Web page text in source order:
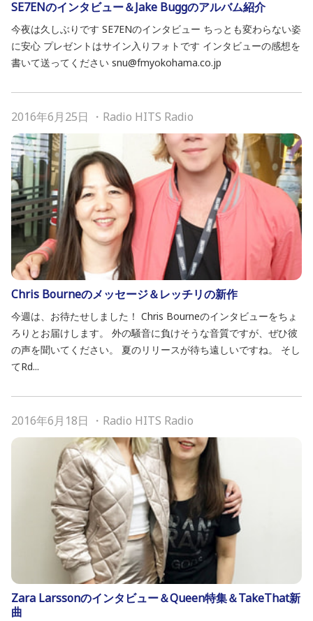
SE7ENのインタビュー＆Jake Buggのアルバム紹介
今夜は久しぶりです SE7ENのインタビュー ちっとも変わらない姿
に安心 プレゼントはサイン入りフォトです インタビューの感想を
書いて送ってください snu@fmyokohama.co.jp
2016年6月25日 ・ Radio HITS Radio
Chris Bourneのメッセージ＆レッチリの新作
今週は、お待たせしました！ Chris Bourneのインタビューをちょ
ろりとお届けします。 外の騒音に負けそうな音質ですが、ぜひ彼
の声を聞いてください。 夏のリリースが待ち遠しいですね。 そし
てRd...
2016年6月18日 ・ Radio HITS Radio
Zara Larssonのインタビュー＆Queen特集＆TakeThat新
曲